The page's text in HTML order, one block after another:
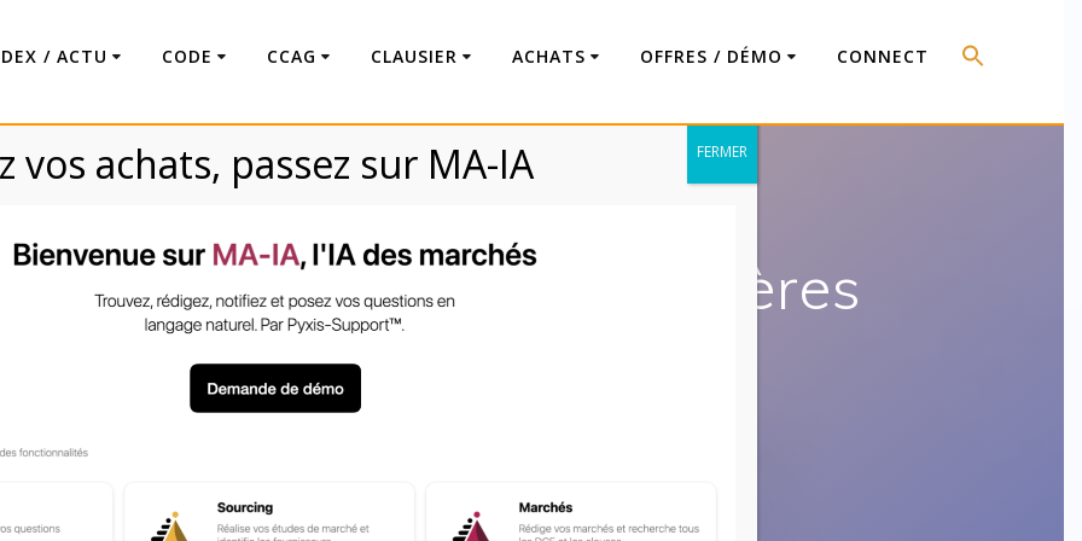
/ ACTU CODE CCAG CLAUSIER ACHATS OFFRES / DÉMO CONNECT
techniques particulières
(CCTP)
vos achats, passez sur MA-IA FERMER